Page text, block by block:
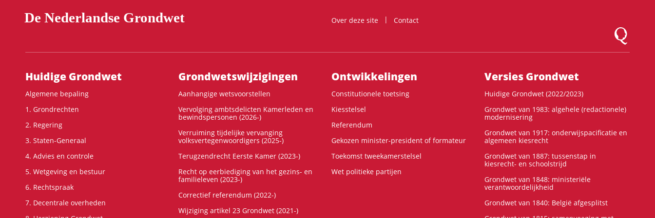
De Nederlandse Grondwet Over deze site
Contact
Logo
Hoofdnavigatie
Huidige Grondwet
Algemene bepaling
1. Grondrechten
2. Regering
3. Staten-Generaal
4. Advies en controle
5. Wetgeving en bestuur
6. Rechtspraak
7. Decentrale overheden
Grondwets­wijzigingen
Aanhangige wetsvoorstellen
Vervolging ambtsdelicten Kamerleden en
bewindspersonen (2026-)
Verruiming tijdelijke vervanging
volksvertegenwoordigers (2025-)
Terugzendrecht Eerste Kamer (2023-)
Recht op eerbiediging van het gezins- en
familieleven (2023-)
Correctief referendum (2022-)
Wijziging artikel 23 Grondwet (2021-)
Ontwikke­lingen
Constitutionele toetsing
Kiesstelsel
Referendum
Gekozen minister-president of formateur
Toekomst tweekamerstelsel
Wet politieke partijen
Versies Grondwet
Huidige Grondwet (2022/2023)
Grondwet van 1983: algehele (redactionele)
modernisering
Grondwet van 1917: onderwijspacificatie en
algemeen kiesrecht
Grondwet van 1887: tussenstap in
kiesrecht- en schoolstrijd
Grondwet van 1848: ministeriële
verantwoordelijkheid
Grondwet van 1840: België afgesplitst